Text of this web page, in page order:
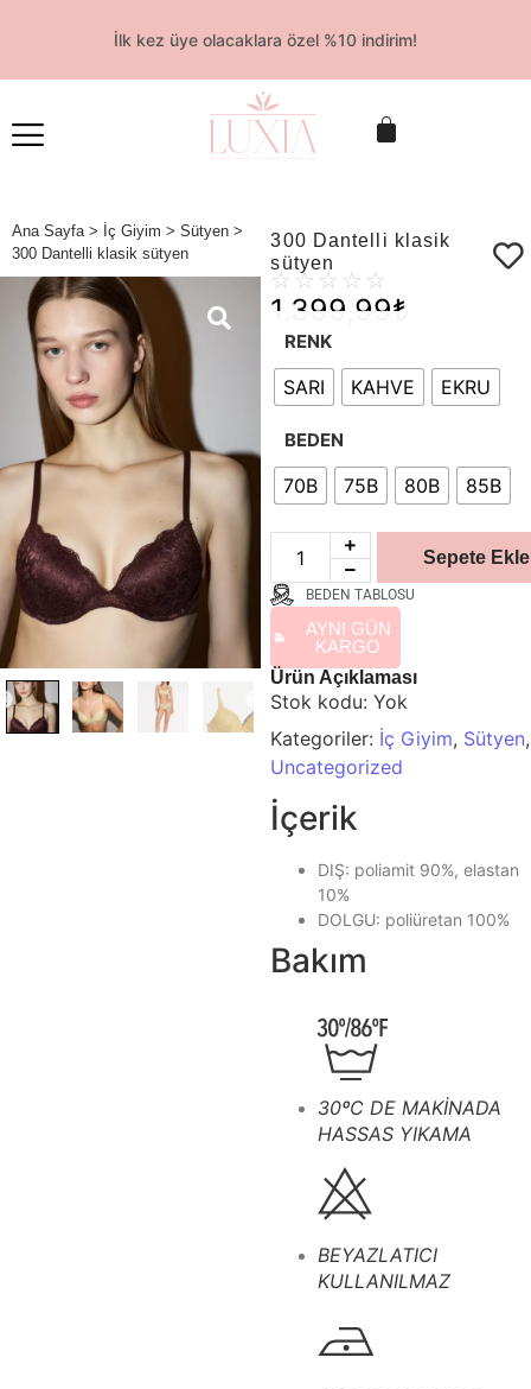
İlk kez üye olacaklara özel %10 indirim!
Ana Sayfa > İç Giyim > Sütyen >
300 Dantelli klasik sütyen
300 Dantelli klasik
sütyen
☆ ☆ ☆ ☆ ☆
1.399,99₺
RENK
SARI KAHVE EKRU
BEDEN
70B 75B 80B 85B
Sepete Ekle
BEDEN TABLOSU
AYNI GÜN
KARGO
Ürün Açıklaması
Stok kodu:Yok
Kategoriler: İç Giyim, Sütyen,
Uncategorized
İçerik
DIŞ: poliamit 90%, elastan
10%
DOLGU: poliüretan 100%
Bakım
30ºC DE MAKİNADA
HASSAS YIKAMA
BEYAZLATICI
KULLANILMAZ